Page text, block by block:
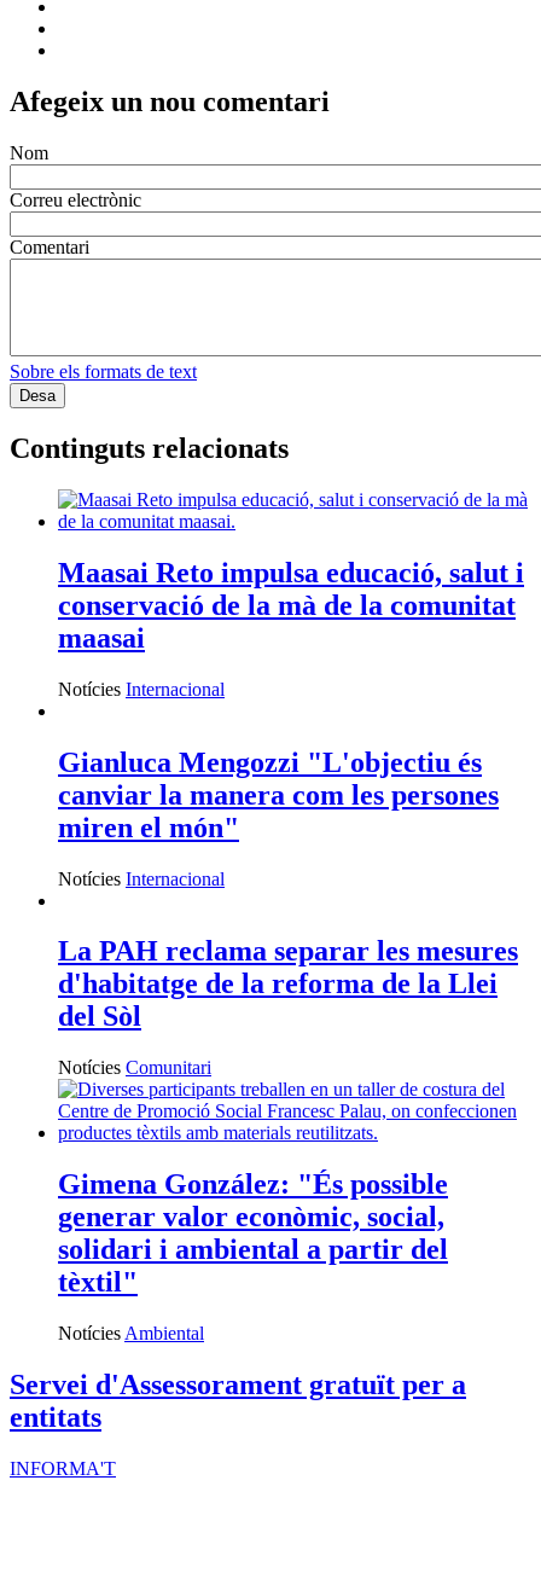
Afegeix un nou comentari
Nom
Correu electrònic
Comentari
Sobre els formats de text
Continguts relacionats
Maasai Reto impulsa educació, salut i
conservació de la mà de la comunitat
maasai
Notícies Internacional
Gianluca Mengozzi "L'objectiu és
canviar la manera com les persones
miren el món"
Notícies Internacional
La PAH reclama separar les mesures
d'habitatge de la reforma de la Llei
del Sòl
Notícies Comunitari
Gimena González: "És possible
generar valor econòmic, social,
solidari i ambiental a partir del
tèxtil"
Notícies Ambiental
Servei d'Assessorament gratuït per a
entitats
INFORMA'T